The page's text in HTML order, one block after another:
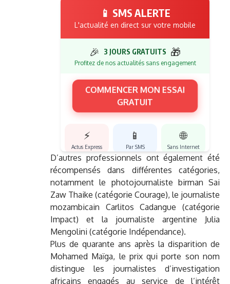
📱 SMS ALERTE
L'actualité en direct sur votre mobile
🎉 3 JOURS GRATUITS 🎁
Profitez de nos actualités sans engagement
COMMENCER MON ESSAI
GRATUIT
⚡
Actus Express
📱
Par SMS
🌐
Sans Internet
D’autres professionnels ont également été
récompensés dans différentes catégories,
notamment le photojournaliste birman Sai
Zaw Thaike (catégorie Courage), le journaliste
mozambicain Carlitos Cadangue (catégorie
Impact) et la journaliste argentine Julia
Mengolini (catégorie Indépendance).
Plus de quarante ans après la disparition de
Mohamed Maïga, le prix qui porte son nom
distingue les journalistes d’investigation
africains engagés au service de l’intérêt